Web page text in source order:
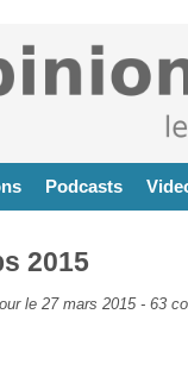
Podcasts
2015
le 27 mars 2015 - 63